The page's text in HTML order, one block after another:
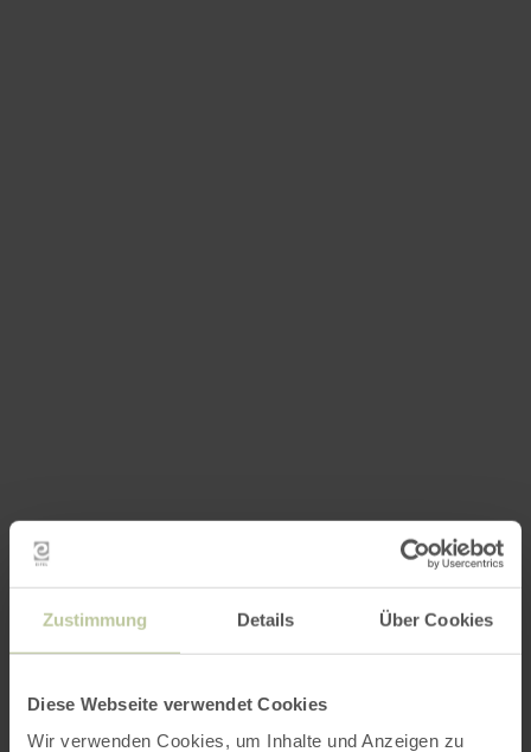
Zustimmung Details Über Cookies
Diese Webseite verwendet Cookies
Wir verwenden Cookies, um Inhalte und Anzeigen zu